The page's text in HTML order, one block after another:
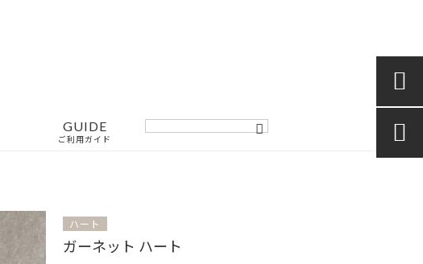
GUIDE
ご利用ガイド
ハート
ガーネット ハート

